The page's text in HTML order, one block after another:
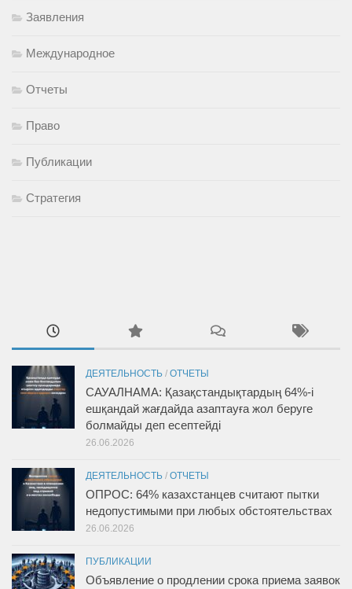
Заявления
Международное
Отчеты
Право
Публикации
Стратегия
ДЕЯТЕЛЬНОСТЬ / ОТЧЕТЫ
САУАЛНАМА: Қазақстандықтардың 64%-і
ешқандай жағдайда азаптауға жол беруге
болмайды деп есептейді
26.06.2026
ДЕЯТЕЛЬНОСТЬ / ОТЧЕТЫ
ОПРОС: 64% казахстанцев считают пытки
недопустимыми при любых обстоятельствах
26.06.2026
ПУБЛИКАЦИИ
Объявление о продлении срока приема заявок